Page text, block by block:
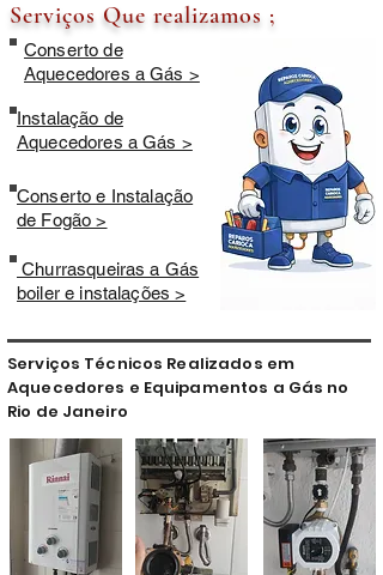
Serviços Que realizamos ;
Conserto de
Aquecedores a Gás >
Instalação de
Aquecedores a Gás >
Conserto e Instalação
de Fogão >
Churrasqueiras a Gás
boiler e instalações >
Serviços Técnicos Realizados em
Aquecedores e Equipamentos a Gás no
Rio de Janeiro